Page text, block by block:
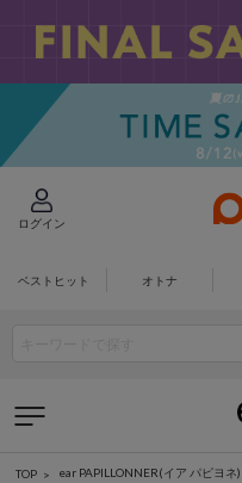
ログイン
ベストヒット オトナ
TOP ear PAPILLONNER(イア パピヨネ)